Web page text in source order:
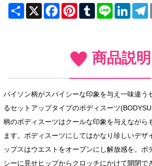
Share X FacebookPinterestTumblrLine
商品説明
パイソン柄がスパイシーな印象を与え一味違う
るセットアップタイプのボディスーツ
柄のボディスーツはクールな印象を与えながら
ます。ボディスーツにしてはかなり珍しいデザ
ップスはウエストをオープンにし解放感を。ボ
シーに見せヒップからクロッチにかけて開閉で